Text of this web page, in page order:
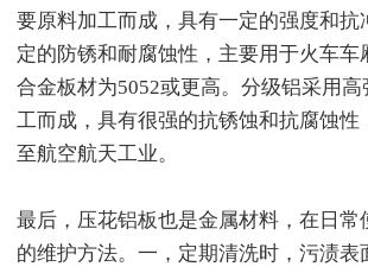
要原料加工而成，具有一定的强度和抗
定的防锈和耐腐蚀性，主要用于火车车
合金板材为5052或更高。分级铝采用
工而成，具有很强的抗锈蚀和抗腐蚀性
至航空航天工业。
最后，压花铝板也是金属材料，在日常
的维护方法。一，定期清洗时，污渍表